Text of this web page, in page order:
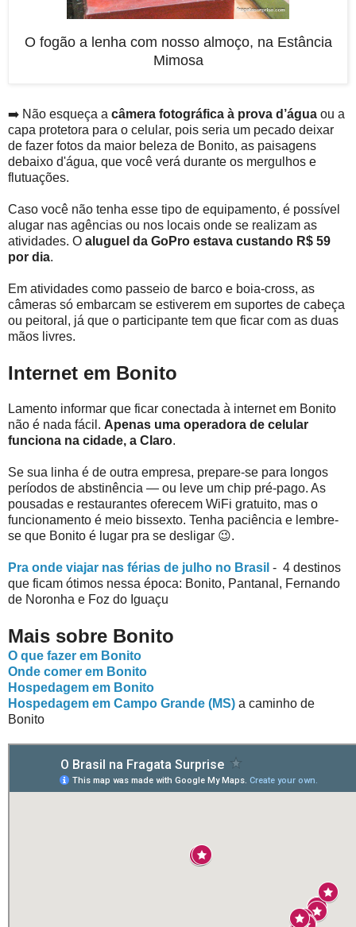
O fogão a lenha com nosso almoço, na Estância
Mimosa
➡️ Não esqueça a câmera fotográfica à prova d’água ou a
capa protetora para o celular, pois seria um pecado deixar
de fazer fotos da maior beleza de Bonito, as paisagens
debaixo d'água, que você verá durante os mergulhos e
flutuações.
Caso você não tenha esse tipo de equipamento, é possível
alugar nas agências ou nos locais onde se realizam as
atividades. O aluguel da GoPro estava custando R$ 59
por dia.
Em atividades como passeio de barco e boia-cross, as
câmeras só embarcam se estiverem em suportes de cabeça
ou peitoral, já que o participante tem que ficar com as duas
mãos livres.
Internet em Bonito
Lamento informar que ficar conectada à internet em Bonito
não é nada fácil. Apenas uma operadora de celular
funciona na cidade, a Claro.
Se sua linha é de outra empresa, prepare-se para longos
períodos de abstinência — ou leve um chip pré-pago. As
pousadas e restaurantes oferecem WiFi gratuito, mas o
funcionamento é meio bissexto. Tenha paciência e lembre-
se que Bonito é lugar pra se desligar 😉.
Pra onde viajar nas férias de julho no Brasil - 4 destinos
que ficam ótimos nessa época: Bonito, Pantanal, Fernando
de Noronha e Foz do Iguaçu
Mais sobre Bonito
O que fazer em Bonito
Onde comer em Bonito
Hospedagem em Bonito
Hospedagem em Campo Grande (MS) a caminho de
Bonito